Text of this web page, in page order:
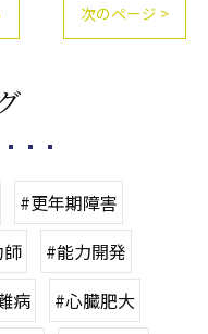
次のページ >
#更年期障害
#能力開発
病
#心臓肥大